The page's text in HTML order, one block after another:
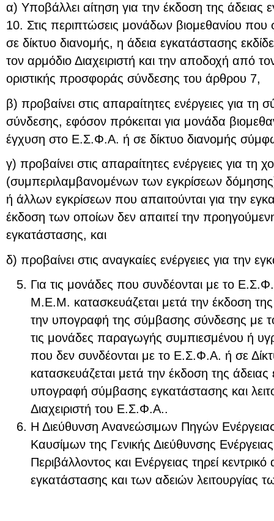
α) Υποβάλλει αίτηση για την έκδοση της άδειας
10. Στις περιπτώσεις μονάδων βιομεθανίου
σε δίκτυο διανομής, η άδεια εγκατάστασης
τον αρμόδιο Διαχειριστή και την αποδοχή από
οριστικής προσφοράς σύνδεσης του άρθρου 7,
β) προβαίνει στις απαραίτητες ενέργειες για
σύνδεσης, εφόσον πρόκειται για μονάδα
έγχυση στο Ε.Σ.Φ.Α. ή σε δίκτυο διανομής
γ) προβαίνει στις απαραίτητες ενέργειες για τη
(συμπεριλαμβανομένων των εγκρίσεων
ή άλλων εγκρίσεων που απαιτούνται για την
έκδοση των οποίων δεν απαιτεί την
εγκατάστασης, και
δ) προβαίνει στις αναγκαίες ενέργειες για την
Για τις μονάδες που συνδέονται με το
Μ.Ε.Μ. κατασκευάζεται μετά την έκδοση της
την υπογραφή της σύμβασης σύνδεσης με
τις μονάδες παραγωγής συμπιεσμένου ή
που δεν συνδέονται με το Ε.Σ.Φ.Α. ή σε
κατασκευάζεται μετά την έκδοση της
υπογραφή σύμβασης εγκατάστασης και
Διαχειριστή του Ε.Σ.Φ.Α..
Η Διεύθυνση Ανανεώσιμων Πηγών
Καυσίμων της Γενικής Διεύθυνσης
Περιβάλλοντος και Ενέργειας τηρεί
εγκατάστασης και των αδειών λειτουργίας